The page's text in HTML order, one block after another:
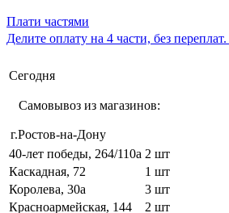
Плати частями
Делите оплату на 4 части, без переплат.
Сегодня
Самовывоз из магазинов:
г.Ростов-на-Дону
40-лет победы, 264/110а 2 шт
Каскадная, 72
1 шт
Королева, 30а
3 шт
Красноармейская, 144
2 шт